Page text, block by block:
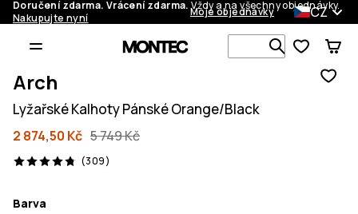
Doručení zdarma. Vrácení zdarma.Vždy a na všechny objednávky.
Nakupujte nyní
Moje objednávky CZ
Vyhledávej
Arch
Lyžařské Kalhoty Pánské Orange/Black
2 874,50 Kč 5 749 Kč
(309)
309 recenze, 4.8/5
Barva